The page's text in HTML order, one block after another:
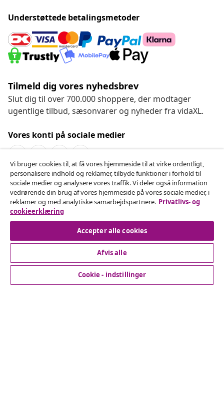
Understøttede betalingsmetoder
Tilmeld dig vores nyhedsbrev
Slut dig til over 700.000 shoppere, der modtager
ugentlige tilbud, sæsonvarer og nyheder fra vidaXL.
Vores konti på sociale medier
Fortryd køb
Indsend en anmodning om at fortryde din ordre.
Fortryd køb
Kundeservice
Vi bruger cookies til, at få vores hjemmeside til at virke ordentligt,
personalisere indhold og reklamer, tilbyde funktioner i forhold til
sociale medier og analysere vores traffik. Vi deler også information
vedrørende din brug af vores hjemmeside på vores sociale medier, i
reklamer og med analytiske samarbejdspartnere. Privatlivs- og
cookieerklæring
Accepter alle cookies
Afvis alle
Cookie - indstillinger